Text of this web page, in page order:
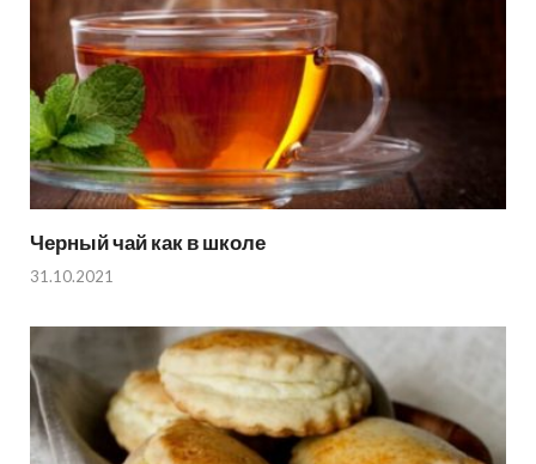
Черный чай как в школе
31.10.2021